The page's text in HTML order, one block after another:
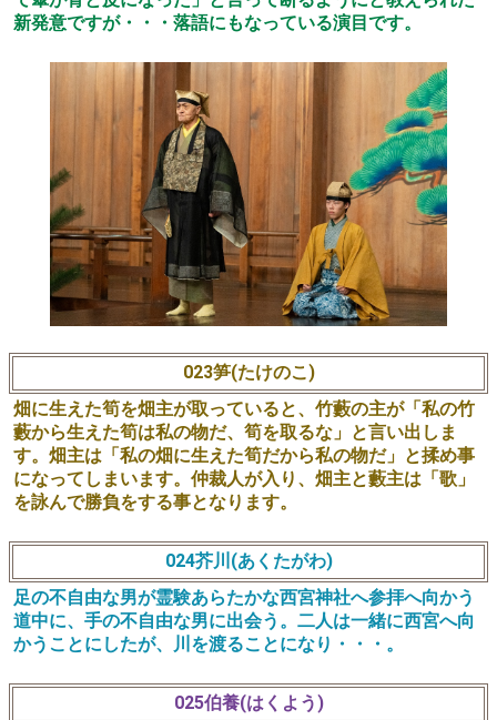
新発意ですが・・・落語にもなっている演目です。
023笋(たけのこ)
畑に生えた筍を畑主が取っていると、竹藪の主が「私の竹
藪から生えた筍は私の物だ、筍を取るな」と言い出しま
す。畑主は「私の畑に生えた筍だから私の物だ」と揉め事
になってしまいます。仲裁人が入り、畑主と藪主は「歌」
を詠んで勝負をする事となります。
024芥川(あくたがわ)
足の不自由な男が霊験あらたかな西宮神社へ参拝へ向かう
道中に、手の不自由な男に出会う。二人は一緒に西宮へ向
かうことにしたが、川を渡ることになり・・・。
025伯養(はくよう)